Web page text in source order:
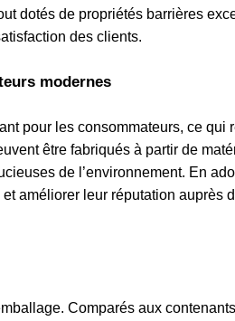
dotés de propriétés barrières
des clients.
modernes
pour les consommateurs, ce qui
être fabriqués à partir de
de l’environnement. En
améliorer leur réputation auprès
Comparés aux